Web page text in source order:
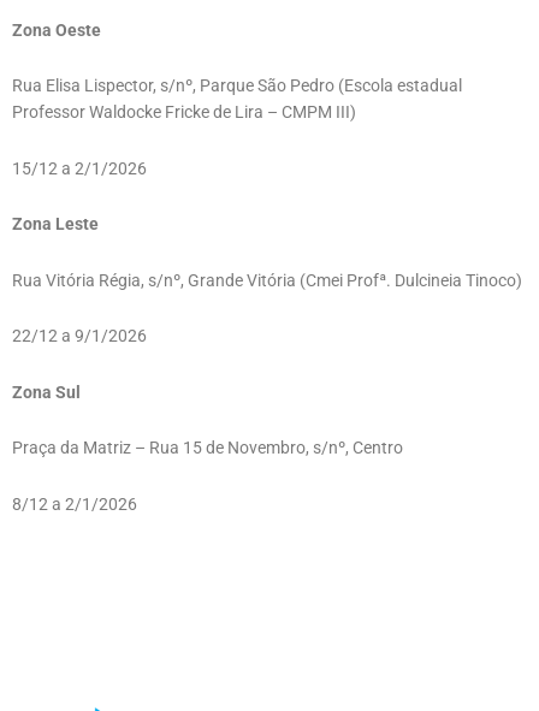
Zona Oeste
Rua Elisa Lispector, s/nº, Parque São Pedro (Escola estadual
Professor Waldocke Fricke de Lira – CMPM III)
15/12 a 2/1/2026
Zona Leste
Rua Vitória Régia, s/nº, Grande Vitória (Cmei Profª. Dulcineia Tinoco)
22/12 a 9/1/2026
Zona Sul
Praça da Matriz – Rua 15 de Novembro, s/nº, Centro
8/12 a 2/1/2026